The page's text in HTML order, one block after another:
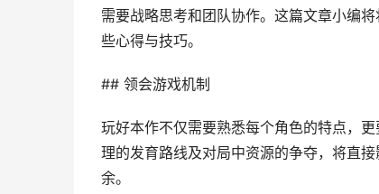
需要战略思考和团队协作。这篇文章小编
些心得与技巧。
## 领会游戏机制
玩好本作不仅需要熟悉每个角色的特点，
理的发育路线及对局中资源的争夺，将直
余。